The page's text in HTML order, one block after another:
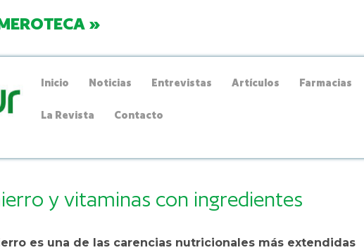
»
Inicio Noticias Entrevistas Artículos Farmacias
La Revista Contacto
y vitaminas con ingredientes
es una de las carencias nutricionales más extendidas